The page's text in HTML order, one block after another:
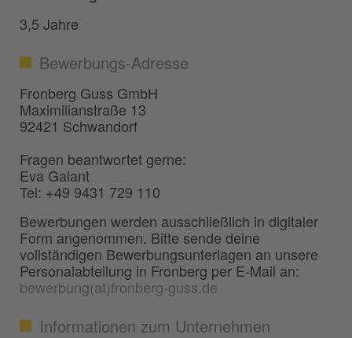
3,5 Jahre
Bewerbungs-Adresse
Fronberg Guss GmbH
Maximilianstraße 13
92421 Schwandorf
Fragen beantwortet gerne:
Eva Galant
Tel: +49 9431 729 110
Bewerbungen werden ausschließlich in digitaler
Form angenommen. Bitte sende deine
vollständigen Bewerbungsunterlagen an unsere
Personalabteilung in Fronberg per E-Mail an:
bewerbung(at)fronberg-guss.de
Informationen zum Unternehmen